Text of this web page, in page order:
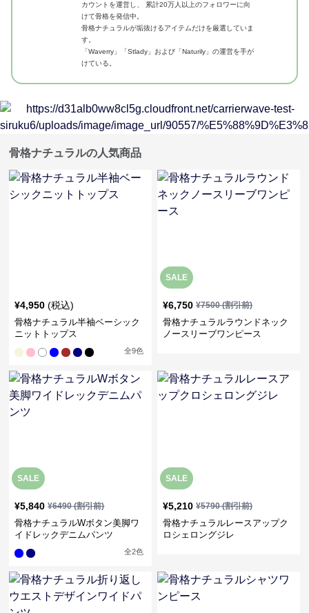
カウントを運営し、 累計20万人以上のフォロワーに向
けて骨格を発信中。
骨格ナチュラルが垢抜けるアイテムだけを厳選していま
す。
「Waverry」「Stlady」および「Naturily」の運営を手が
けている。
骨格ナチュラルの人気商品
¥4,950 (税込)
骨格ナチュラル半袖ベーシック
ニットトップス
全9色
SALE
¥6,750 ¥7500(割引前)
骨格ナチュラルラウンドネック
ノースリーブワンピース
SALE
¥5,840 ¥6490(割引前)
骨格ナチュラルWボタン美脚ワ
イドレックデニムパンツ
全2色
SALE
¥5,210 ¥5790(割引前)
骨格ナチュラルレースアップク
ロシェロングジレ